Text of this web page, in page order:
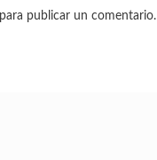
publicar un comentario.